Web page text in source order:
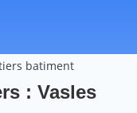
batiment
: Vasles